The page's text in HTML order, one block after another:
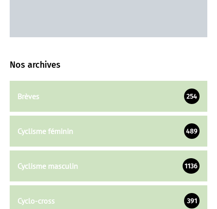
Nos archives
Brèves 254
Cyclisme féminin 489
Cyclisme masculin 1136
Cyclo-cross 391